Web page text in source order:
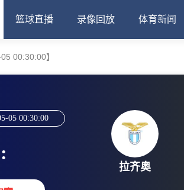
篮球直播 录像回放 体育新闻
00:30:00】
05 00:30:00
:
拉齐奥